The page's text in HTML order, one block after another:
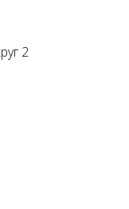
2